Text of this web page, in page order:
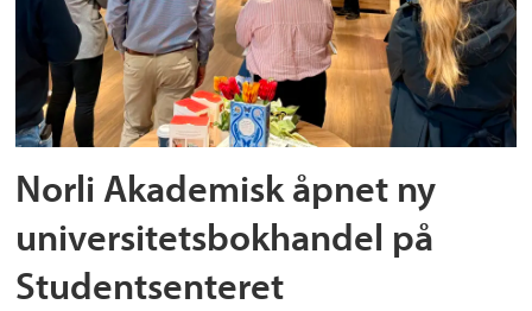
Norli Akademisk åpnet ny
universitetsbokhandel på
Studentsenteret